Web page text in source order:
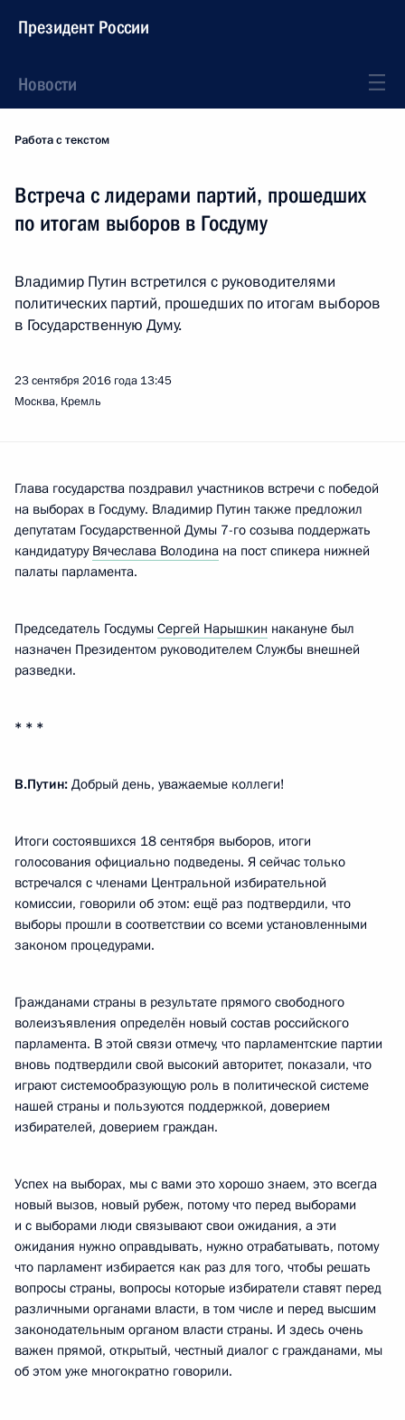
Президент России
Новости
Работа с текстом
Встреча с лидерами партий, прошедших
по итогам выборов в Госдуму
Владимир Путин встретился с руководителями
политических партий, прошедших по итогам выборов
в Государственную Думу.
23 сентября 2016 года 13:45
Москва, Кремль
Глава государства поздравил участников встречи с победой
на выборах в Госдуму. Владимир Путин также предложил
депутатам Государственной Думы 7-го созыва поддержать
кандидатуру Вячеслава Володина на пост спикера нижней
палаты парламента.
Председатель Госдумы Сергей Нарышкин накануне был
назначен Президентом руководителем Службы внешней
разведки.
* * *
В.Путин: Добрый день, уважаемые коллеги!
Итоги состоявшихся 18 сентября выборов, итоги
голосования официально подведены. Я сейчас только
встречался с членами Центральной избирательной
комиссии, говорили об этом: ещё раз подтвердили, что
выборы прошли в соответствии со всеми установленными
законом процедурами.
Гражданами страны в результате прямого свободного
волеизъявления определён новый состав российского
парламента. В этой связи отмечу, что парламентские партии
вновь подтвердили свой высокий авторитет, показали, что
играют системообразующую роль в политической системе
нашей страны и пользуются поддержкой, доверием
избирателей, доверием граждан.
Успех на выборах, мы с вами это хорошо знаем, это всегда
новый вызов, новый рубеж, потому что перед выборами
и с выборами люди связывают свои ожидания, а эти
ожидания нужно оправдывать, нужно отрабатывать, потому
что парламент избирается как раз для того, чтобы решать
вопросы страны, вопросы которые избиратели ставят перед
различными органами власти, в том числе и перед высшим
законодательным органом власти страны. И здесь очень
важен прямой, открытый, честный диалог с гражданами, мы
об этом уже многократно говорили.